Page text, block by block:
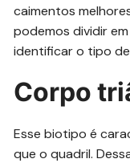
caimentos
podemos dividir
identificar o tipo
Corpo
Esse biotipo é
que o quadril.